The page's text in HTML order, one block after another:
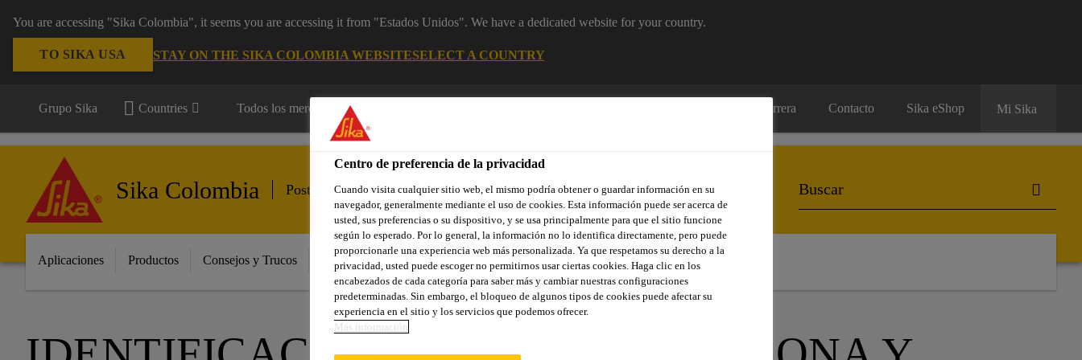
You are accessing "Sika Colombia", it seems you are accessing it from "Estados Unidos". We have a dedicated website for your country.
TO SIKA USA STAY ON THE SIKA COLOMBIA WEBSITESELECT A COUNTRY
Grupo Sika Countries Todos los mercados Carrera Contacto Sika eShop Mi Sika
Sika Colombia Postventa Automotriz
Aplicaciones Productos Consejos y Trucos Innovaciones Destacadas Servicios Sobre Sika Industria
Centro de preferencia de la privacidad
Cuando visita cualquier sitio web, el mismo podría obtener o guardar información en su
navegador, generalmente mediante el uso de cookies. Esta información puede ser acerca de
usted, sus preferencias o su dispositivo, y se usa principalmente para que el sitio funcione
según lo esperado. Por lo general, la información no lo identifica directamente, pero puede
proporcionarle una experiencia web más personalizada. Ya que respetamos su derecho a la
privacidad, usted puede escoger no permitirnos usar ciertas cookies. Haga clic en los
encabezados de cada categoría para saber más y cambiar nuestras configuraciones
predeterminadas. Sin embargo, el bloqueo de algunos tipos de cookies puede afectar su
experiencia en el sitio y los servicios que podemos ofrecer.
Más información